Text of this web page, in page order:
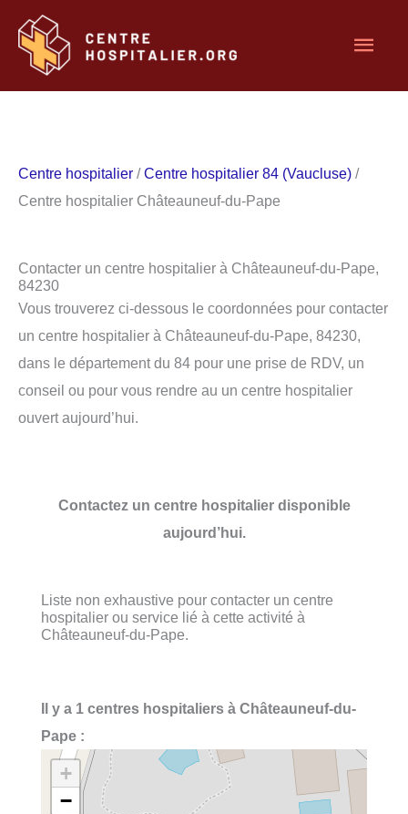
contenu
Centre hospitalier /Centre hospitalier 84 (Vaucluse) /
Centre hospitalier Châteauneuf-du-Pape
Contacter un centre hospitalier à Châteauneuf-du-Pape,
84230
Vous trouverez ci-dessous le coordonnées pour contacter
un centre hospitalier à Châteauneuf-du-Pape, 84230,
dans le département du 84 pour une prise de RDV, un
conseil ou pour vous rendre au un centre hospitalier
ouvert aujourd’hui.
Contactez un centre hospitalier disponible
aujourd’hui.
Liste non exhaustive pour contacter un centre
hospitalier ou service lié à cette activité à
Châteauneuf-du-Pape.
Il y a 1 centres hospitaliers à Châteauneuf-du-
Pape :
+
−